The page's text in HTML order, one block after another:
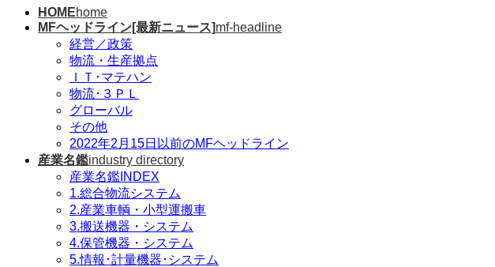
HOMEhome
MFヘッドライン[最新ニュース]mf-headline
経営／政策
物流・生産拠点
ＩＴ･マテハン
物流･３ＰＬ
グローバル
その他
2022年2月15日以前のMFヘッドライン
産業名鑑industry directory
産業名鑑INDEX
1.総合物流システム
2.産業車輌・小型運搬車
3.搬送機器・システム
4.保管機器・システム
5.情報･計量機器･システム